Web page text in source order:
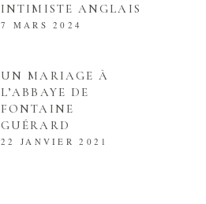
INTIMISTE ANGLAIS
7 MARS 2024
UN MARIAGE À
L’ABBAYE DE
FONTAINE
GUÉRARD
22 JANVIER 2021